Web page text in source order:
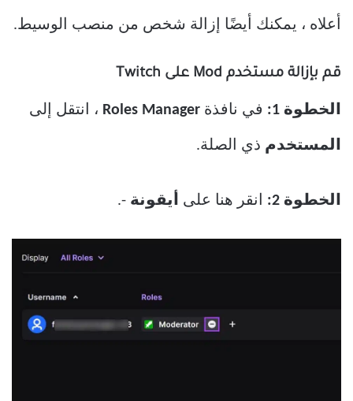
أعلاه ، يمكنك أيضًا إزالة شخص من منصب الوسيط.
قم بإزالة مستخدم Mod على Twitch
الخطوة 1: في نافذة ، انتقل إلى
المستخدم ذي الصلة.
الخطوة 2: انقر هنا على أيقونة -.